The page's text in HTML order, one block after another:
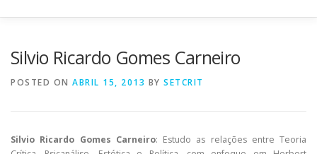
RED DE INVESTIGADORES DE TEORÍA CRÍTICA
Silvio Ricardo Gomes Carneiro
POSTED ON ABRIL 15, 2013 BY SETCRIT
Silvio Ricardo Gomes Carneiro: Estudo as relações entre Teoria